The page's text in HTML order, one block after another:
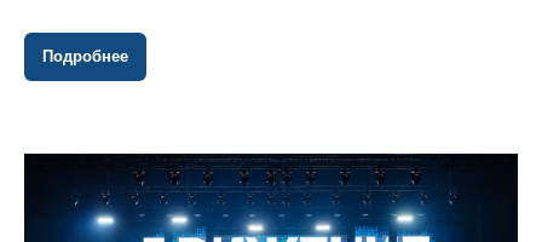
Подробнее